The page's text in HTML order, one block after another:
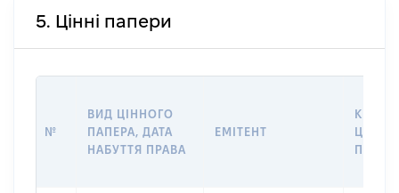
5. Цінні папери
№
ВИД ЦІННОГО
ПАПЕРА, ДАТА
НАБУТТЯ ПРАВА
ЕМІТЕНТ